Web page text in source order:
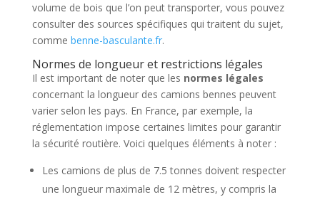
volume de bois que l’on peut transporter, vous pouvez
consulter des sources spécifiques qui traitent du sujet,
comme benne-basculante.fr.
Normes de longueur et restrictions légales
Il est important de noter que les normes légales
concernant la longueur des camions bennes peuvent
varier selon les pays. En France, par exemple, la
réglementation impose certaines limites pour garantir
la sécurité routière. Voici quelques éléments à noter :
Les camions de plus de 7.5 tonnes doivent respecter
une longueur maximale de 12 mètres, y compris la